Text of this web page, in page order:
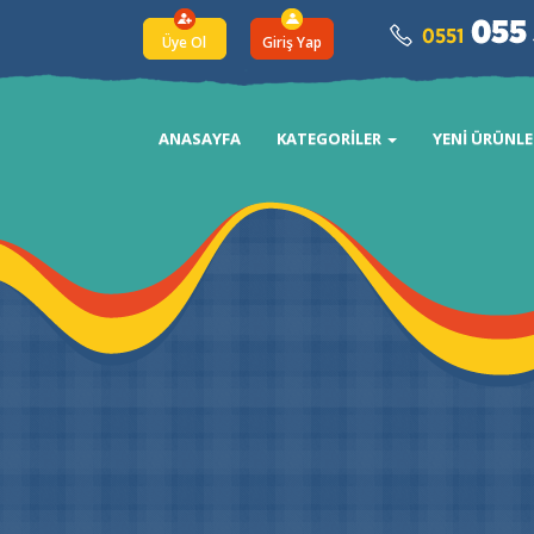
Üye Ol Giriş Yap
ANASAYFA KATEGORİLER YENİ